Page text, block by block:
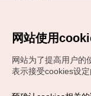
Copyrights (c) 韩
网站使用
网站为了提高用户的
表示接受cookies设定